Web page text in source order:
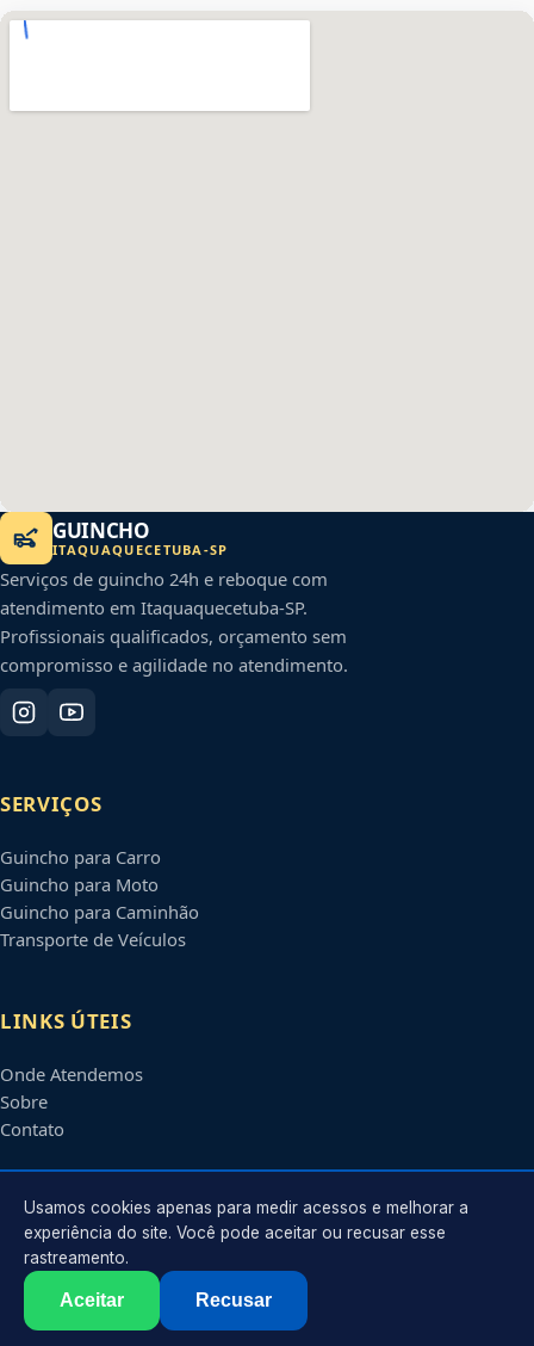
GUINCHO
ITAQUAQUECETUBA -SP
Serviços de guincho 24h e reboque com
atendimento em Itaquaquecetuba-SP.
Profissionais qualificados, orçamento sem
compromisso e agilidade no atendimento.
SERVIÇOS
Guincho para Carro
Guincho para Moto
Guincho para Caminhão
Transporte de Veículos
LINKS ÚTEIS
Onde Atendemos
Sobre
Contato
CONTATO
Atendimento em
contato@guinchositaquaquecetuba.com.br
2026 Itaquaquecetuba
. Todos os direitos reservados.
Usamos cookies apenas para medir acessos e melhorar a
experiência do site. Você pode aceitar ou recusar esse
rastreamento.
Aceitar Recusar